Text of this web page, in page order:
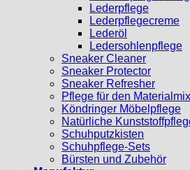
Lederpflege
Lederpflegecreme
Lederöl
Ledersohlenpflege
Sneaker Cleaner
Sneaker Protector
Sneaker Refresher
Pflege für den
Köndringer Möbelpflege
Natürliche
Schuhputzkisten
Schuhpflege-Sets
Bürsten und Zubehör